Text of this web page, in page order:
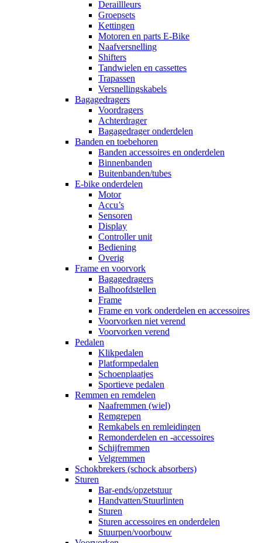
Deraillleurs
Groepsets
Kettingen
Motoren en parts E-Bike
Naafversnelling
Shifters
Tandwielen en cassettes
Trapassen
Versnellingskabels
Bagagedragers
Voordragers
Achterdrager
Bagagedrager onderdelen
Banden en toebehoren
Banden accessoires en onderdelen
Binnenbanden
Buitenbanden/tubes
E-bike onderdelen
Motor
Accu’s
Sensoren
Display
Controller unit
Bediening
Overig
Frame en voorvork
Bagagedragers
Balhoofdstellen
Frame
Frame en vork onderdelen en accessoires
Voorvorken niet verend
Voorvorken verend
Pedalen
Klikpedalen
Platformpedalen
Schoenplaatjes
Sportieve pedalen
Remmen en remdelen
Naafremmen (wiel)
Remgrepen
Remkabels en remleidingen
Remonderdelen en -accessoires
Schijfremmen
Velgremmen
Schokbrekers (schock absorbers)
Sturen
Bar-ends/opzetstuur
Handvatten/Stuurlinten
Sturen
Sturen accessoires en onderdelen
Stuurpen/voorbouw